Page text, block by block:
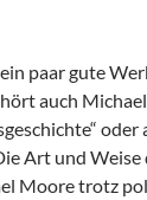
paar gute
auch
Art und
Moore trotz